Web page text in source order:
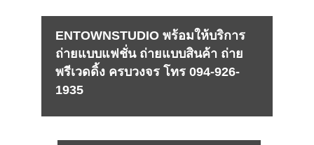
ENTOWNSTUDIO พร้อมให้บริการ
ถ่ายแบบแฟชั่น ถ่ายแบบสินค้า ถ่าย
พรีเวดดิ้ง ครบวงจร โทร 094-926-
1935